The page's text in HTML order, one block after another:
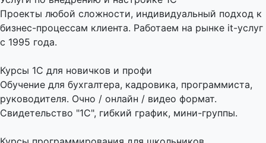
Проекты любой сложности, индивидуальный подход к
бизнес-процессам клиента. Работаем на рынке it-услуг
с 1995 года.
Курсы 1С для новичков и профи
Обучение для бухгалтера, кадровика, программиста,
руководителя. Очно / онлайн / видео формат.
Свидетельство "1С", гибкий график, мини-группы.